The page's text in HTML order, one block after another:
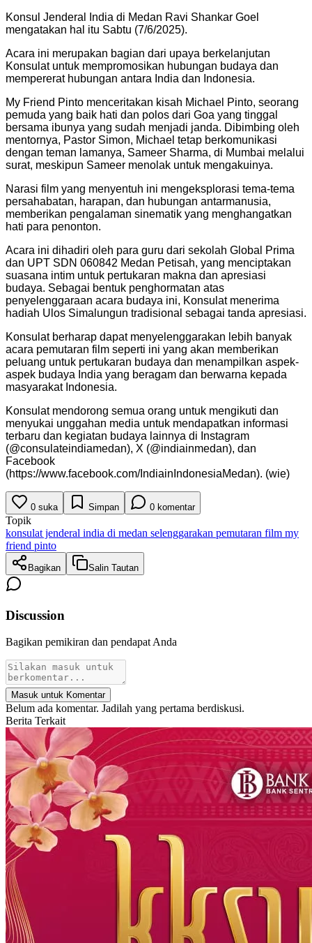
Konsul Jenderal India di Medan Ravi Shankar Goel
mengatakan hal itu Sabtu (7/6/2025).
Acara ini merupakan bagian dari upaya berkelanjutan
Konsulat untuk mempromosikan hubungan budaya dan
mempererat hubungan antara India dan Indonesia.
My Friend Pinto menceritakan kisah Michael Pinto, seorang
pemuda yang baik hati dan polos dari Goa yang tinggal
bersama ibunya yang sudah menjadi janda. Dibimbing oleh
mentornya, Pastor Simon, Michael tetap berkomunikasi
dengan teman lamanya, Sameer Sharma, di Mumbai melalui
surat, meskipun Sameer menolak untuk mengakuinya.
Narasi film yang menyentuh ini mengeksplorasi tema-tema
persahabatan, harapan, dan hubungan antarmanusia,
memberikan pengalaman sinematik yang menghangatkan
hati para penonton.
Acara ini dihadiri oleh para guru dari sekolah Global Prima
dan UPT SDN 060842 Medan Petisah, yang menciptakan
suasana intim untuk pertukaran makna dan apresiasi
budaya. Sebagai bentuk penghormatan atas
penyelenggaraan acara budaya ini, Konsulat menerima
hadiah Ulos Simalungun tradisional sebagai tanda apresiasi.
Konsulat berharap dapat menyelenggarakan lebih banyak
acara pemutaran film seperti ini yang akan memberikan
peluang untuk pertukaran budaya dan menampilkan aspek-
aspek budaya India yang beragam dan berwarna kepada
masyarakat Indonesia.
Konsulat mendorong semua orang untuk mengikuti dan
menyukai unggahan media untuk mendapatkan informasi
terbaru dan kegiatan budaya lainnya di Instagram
(@consulateindiamedan), X (@indiainmedan), dan
Facebook
(https://www.facebook.com/IndiainIndonesiaMedan). (wie)
0 suka Simpan 0 komentar
Topik
konsulat jenderal india di medan selenggarakan pemutaran film my
friend pinto
Bagikan Salin Tautan
Discussion
Bagikan pemikiran dan pendapat Anda
Masuk untuk Komentar
Belum ada komentar. Jadilah yang pertama berdiskusi.
Berita Terkait